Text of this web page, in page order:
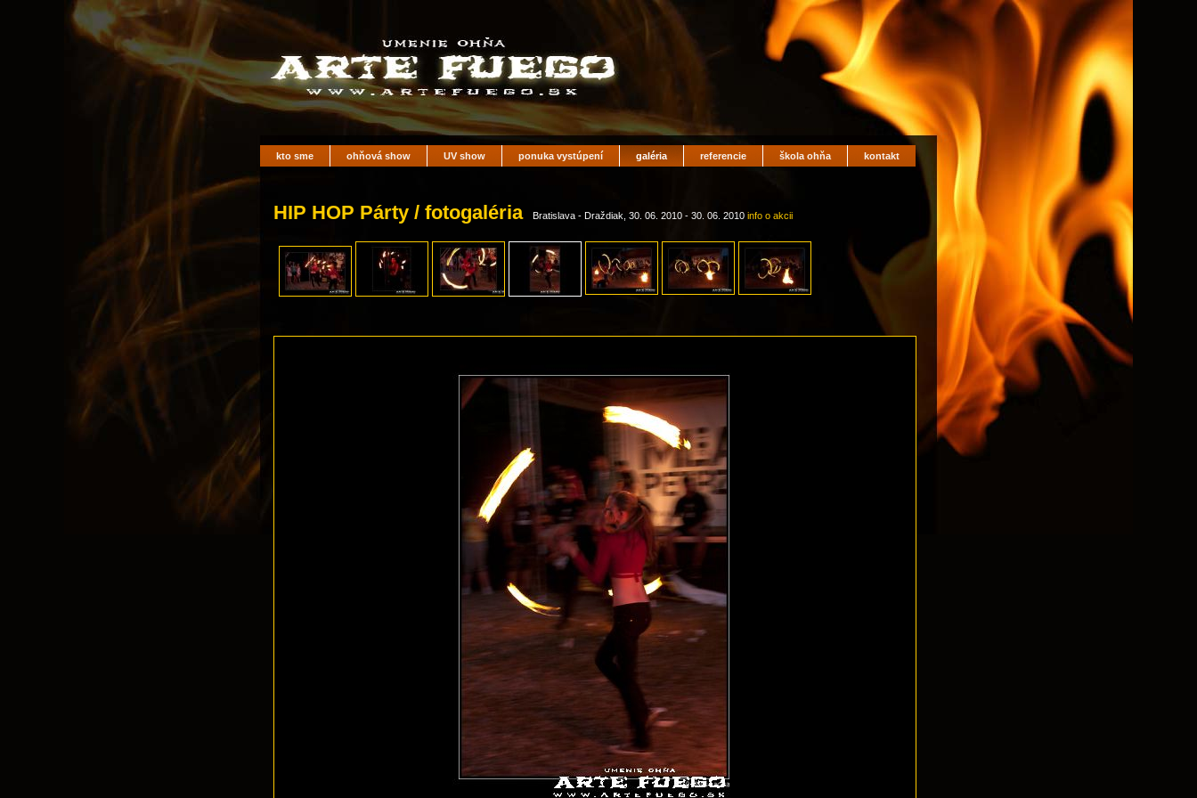
kto sme ohňová show UV show ponuka vystúpení galéria referencie škola ohňa kontakt
HIP HOP Párty / fotogaléria Bratislava - Draždiak, 30. 06. 2010 - 30. 06. 2010 info o akcii